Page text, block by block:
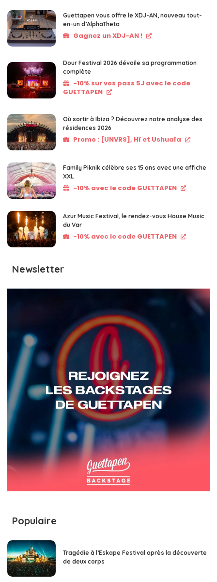
Guettapen vous offre le XDJ-AN, nouveau tout-
en-un d’AlphaTheta
Gagnez un XDJ-AN !
Dour Festival 2026 dévoile sa programmation
complète
-10% sur vos pass 5J avec le code
GUETTAPEN
Où sortir à Ibiza ? Découvrez notre analyse des
résidences 2026
Promo : [UNVRS], Hï et Ushuaïa
Family Piknik célèbre ses 15 ans avec une affiche
XXL
-10% avec le code GUETTAPEN
Azur Music Festival, le rendez-vous House Music
du Var
-10% avec le code GUETTAPEN
Newsletter
Populaire
Tragédie à l’Eskape Festival après la découverte
de deux corps